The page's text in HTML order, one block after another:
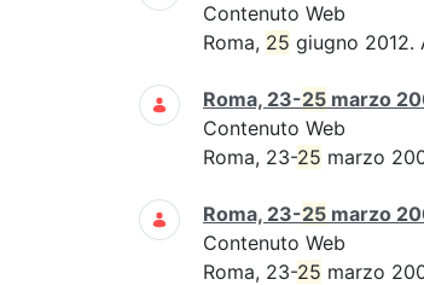
Contenuto Web
Roma, 25 giugno 2012.
Roma, 23-25 marzo
Contenuto Web
Roma, 23-25 marzo
Roma, 23-25 marzo
Contenuto Web
Roma, 23-25 marzo